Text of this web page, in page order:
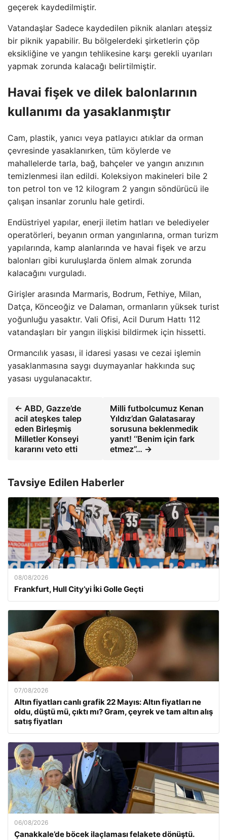
geçerek kaydedilmiştir.
Vatandaşlar Sadece kaydedilen piknik alanları ateşsiz
bir piknik yapabilir. Bu bölgelerdeki şirketlerin çöp
eksikliğine ve yangın tehlikesine karşı gerekli uyarıları
yapmak zorunda kalacağı belirtilmiştir.
Havai fişek ve dilek balonlarının
kullanımı da yasaklanmıştır
Cam, plastik, yanıcı veya patlayıcı atıklar da orman
çevresinde yasaklanırken, tüm köylerde ve
mahallelerde tarla, bağ, bahçeler ve yangın anızının
temizlenmesi ilan edildi. Koleksiyon makineleri bile 2
ton petrol ton ve 12 kilogram 2 yangın söndürücü ile
çalışan insanlar zorunlu hale getirdi.
Endüstriyel yapılar, enerji iletim hatları ve belediyeler
operatörleri, beyanın orman yangınlarına, orman turizm
yapılarında, kamp alanlarında ve havai fişek ve arzu
balonları gibi kuruluşlarda önlem almak zorunda
kalacağını vurguladı.
Girişler arasında Marmaris, Bodrum, Fethiye, Milan,
Datça, Könceoğiz ve Dalaman, ormanların yüksek turist
yoğunluğu yasaktır. Vali Ofisi, Acil Durum Hattı 112
vatandaşları bir yangın ilişkisi bildirmek için hissetti.
Ormancılık yasası, il idaresi yasası ve cezai işlemin
yasaklanmasına saygı duymayanlar hakkında suç
yasası uygulanacaktır.
← ABD, Gazze’de
acil ateşkes talep
eden Birleşmiş
Milletler Konseyi
kararını veto etti
Milli futbolcumuz Kenan
Yıldız’dan Galatasaray
sorusuna beklenmedik
yanıt! ‘’Benim için fark
etmez’’… →
Tavsiye Edilen Haberler
08/08/2026
Frankfurt, Hull City’yi İki Golle Geçti
07/08/2026
Altın fiyatları canlı grafik 22 Mayıs: Altın fiyatları ne
oldu, düştü mü, çıktı mı? Gram, çeyrek ve tam altın alış
satış fiyatları
06/08/2026
Çanakkale’de böcek ilaçlaması felakete dönüştü.